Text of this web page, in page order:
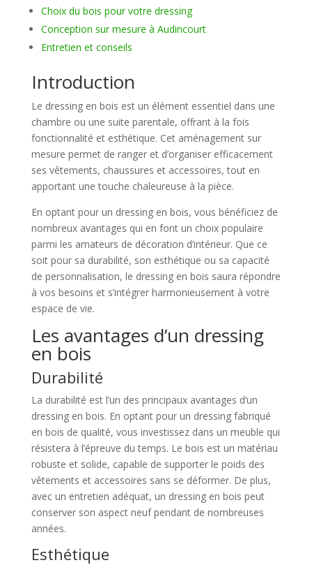
Choix du bois pour votre dressing
Conception sur mesure à Audincourt
Entretien et conseils
Introduction
Le dressing en bois est un élément essentiel dans une
chambre ou une suite parentale, offrant à la fois
fonctionnalité et esthétique. Cet aménagement sur
mesure permet de ranger et d’organiser efficacement
ses vêtements, chaussures et accessoires, tout en
apportant une touche chaleureuse à la pièce.
En optant pour un dressing en bois, vous bénéficiez de
nombreux avantages qui en font un choix populaire
parmi les amateurs de décoration d’intérieur. Que ce
soit pour sa durabilité, son esthétique ou sa capacité
de personnalisation, le dressing en bois saura répondre
à vos besoins et s’intégrer harmonieusement à votre
espace de vie.
Les avantages d’un dressing
en bois
Durabilité
La durabilité est l’un des principaux avantages d’un
dressing en bois. En optant pour un dressing fabriqué
en bois de qualité, vous investissez dans un meuble qui
résistera à l’épreuve du temps. Le bois est un matériau
robuste et solide, capable de supporter le poids des
vêtements et accessoires sans se déformer. De plus,
avec un entretien adéquat, un dressing en bois peut
conserver son aspect neuf pendant de nombreuses
années.
Esthétique